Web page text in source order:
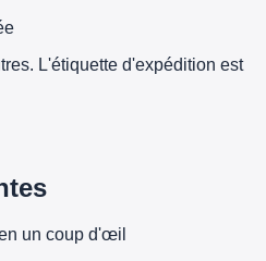
L'étiquette d'expédition est
un coup d'œil